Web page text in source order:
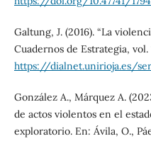
Galtung, J. (2016). “La
Cuadernos de Estrategia, vol.
https://dialnet.unirioja.es/
González A., Márquez A.
de actos violentos en el
exploratorio. En: Ávila, O.,